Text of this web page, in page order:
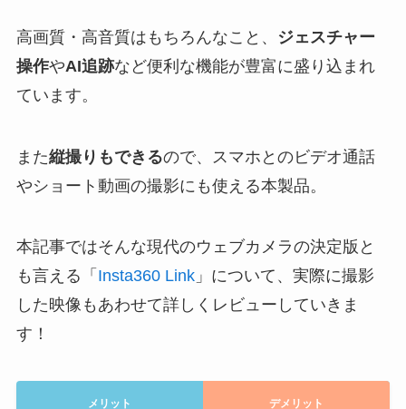
高画質・高音質はもちろんなこと、
ジェスチャー
操作やAI追跡など便利な機能が豊富に盛り込まれ
ています。
また縦撮りもできるので、スマホとのビデオ通話
やショート動画の撮影にも使える本製品。
本記事ではそんな現代のウェブカメラの決定版と
も言える「 Insta360 Link」について、実際に撮影
した映像もあわせて詳しくレビューしていきま
す！
メリット デメリット